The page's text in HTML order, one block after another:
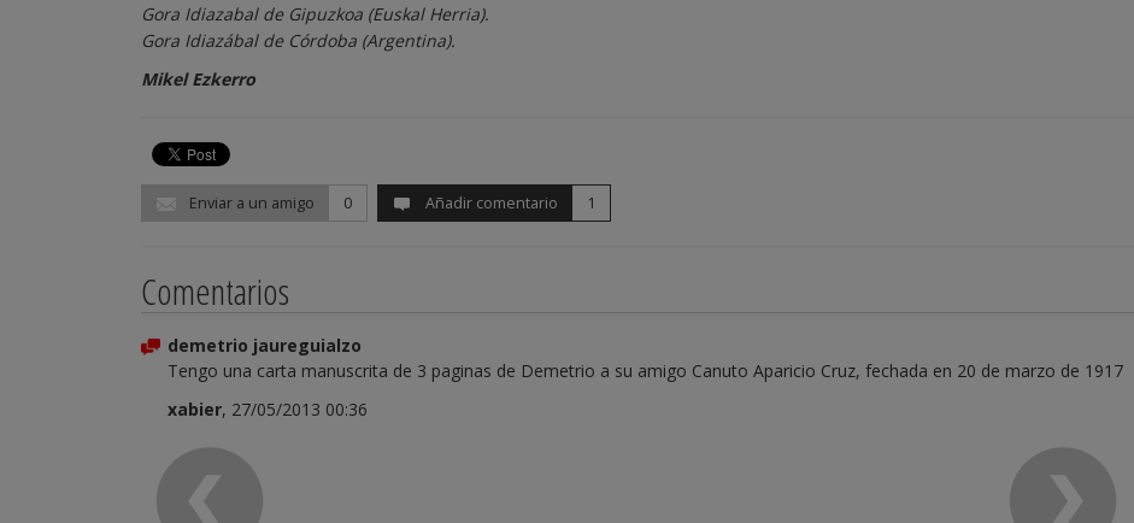
Gora Idiazabal de Gipuzkoa (Euskal Herria).
Gora Idiazábal de Córdoba (Argentina).
Mikel Ezkerro
Enviar a un amigo 0 Añadir comentario 1
Comentarios
demetrio jaureguialzo
Tengo una carta manuscrita de 3 paginas de Demetrio a su amigo Canuto Aparicio Cruz, fechada en 20 de marzo de 1917
xabier, 27/05/2013 00:36